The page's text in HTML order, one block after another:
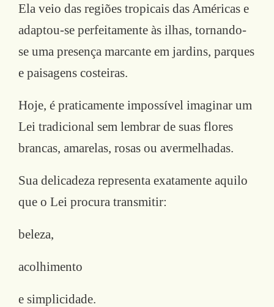
Ela veio das regiões tropicais das Américas e
adaptou-se perfeitamente às ilhas, tornando-
se uma presença marcante em jardins, parques
e paisagens costeiras.
Hoje, é praticamente impossível imaginar um
Lei tradicional sem lembrar de suas flores
brancas, amarelas, rosas ou avermelhadas.
Sua delicadeza representa exatamente aquilo
que o Lei procura transmitir:
beleza,
acolhimento
e simplicidade.